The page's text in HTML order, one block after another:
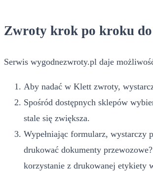
Zwroty krok po kroku
Serwis wygodnezwroty.pl daje
Aby nadać w Klett zwroty,
Spośród dostępnych sklepów
stale się zwiększa.
Wypełniając formularz, wystarczy
drukować dokumenty
korzystanie z drukowanej etykiety